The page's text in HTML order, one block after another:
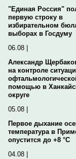
"Единая Россия"
первую строку в
избирательном
выборах в Госдуму
06.08 |
Александр
на контроле
помощью в
округе
05.08 |
Первое дыхание
температура в
опустится до +8 °C
04.08 |